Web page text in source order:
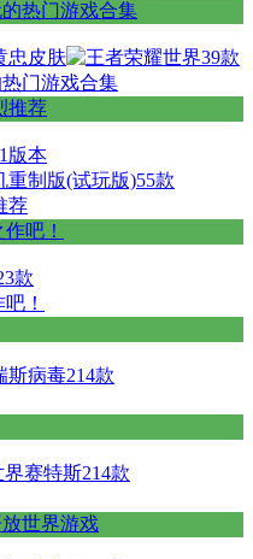
39款
热门游戏合集
55款
荐
款
！
14款
14款